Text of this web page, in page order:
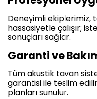
Deneyimli ekiplerimiz,
hassasiyetle çalışır;
sonuçları sağlar.
Garanti ve
Tüm akustik tavan
garantisi ile teslim
planları sunulur.